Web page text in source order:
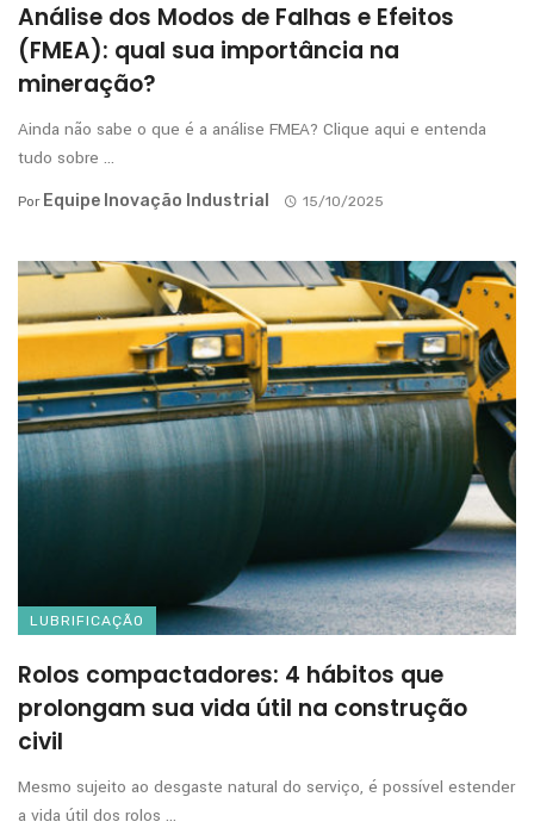
Análise dos Modos de Falhas e Efeitos
(FMEA): qual sua importância na
mineração?
Ainda não sabe o que é a análise FMEA? Clique aqui e entenda
tudo sobre ...
Por Equipe Inovação Industrial 15/10/2025
LUBRIFICAÇÃO
Rolos compactadores: 4 hábitos que
prolongam sua vida útil na construção
civil
Mesmo sujeito ao desgaste natural do serviço, é possível estender
a vida útil dos rolos ...